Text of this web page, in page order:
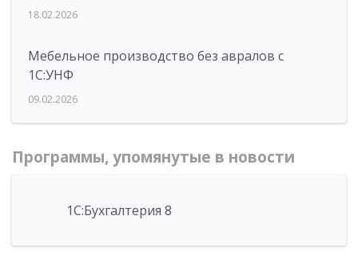
18.02.2026
Мебельное производство без авралов с
1С:УНФ
09.02.2026
Программы, упомянутые в новости
1С:Бухгалтерия 8